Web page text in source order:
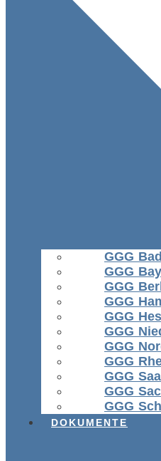
GGG
GGG
GGG
GGG
GGG
GGG
GGG
GGG
GGG
GGG
GGG
DOKUMENTE